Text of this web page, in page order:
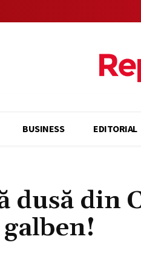
BUSINESS EDITORIAL
dusă din